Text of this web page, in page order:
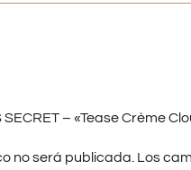
– «Tease Crème
no será publicada. Los